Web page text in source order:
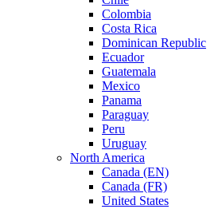
Colombia
Costa Rica
Dominican Republic
Ecuador
Guatemala
Mexico
Panama
Paraguay
Peru
Uruguay
North America
Canada (EN)
Canada (FR)
United States